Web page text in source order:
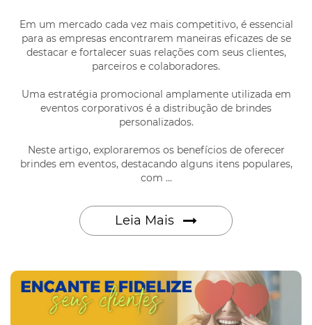
Em um mercado cada vez mais competitivo, é essencial
para as empresas encontrarem maneiras eficazes de se
destacar e fortalecer suas relações com seus clientes,
parceiros e colaboradores.
Uma estratégia promocional amplamente utilizada em
eventos corporativos é a distribução de brindes
personalizados.
Neste artigo, exploraremos os benefícios de oferecer
brindes em eventos, destacando alguns itens populares,
com ...
Leia Mais